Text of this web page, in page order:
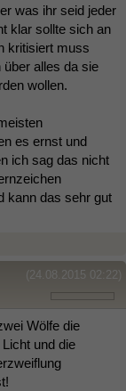
was ihr seid jeder
klar sollte sich an
kritisiert muss
alles da sie
wollen.
es ernst und
ich sag das nicht
kann das sehr gut
(24.08.2015 02:22)
Wölfe die
und die